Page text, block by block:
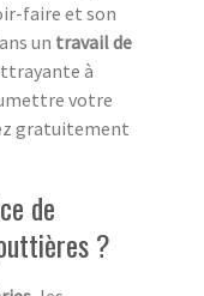
faire et son
un travail de
à
votre
gratuitement
de
?